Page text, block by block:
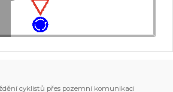
cyklistů přes pozemní komunikaci